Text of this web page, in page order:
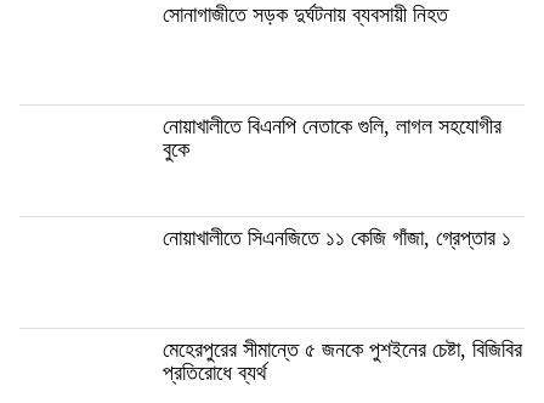
সোনাগাজীতে সড়ক দুর্ঘটনায় ব্যবসায়ী নিহত
নোয়াখালীতে বিএনপি নেতাকে গুলি, লাগল সহযোগীর
বুকে
নোয়াখালীতে সিএনজিতে ১১ কেজি গাঁজা, গ্রেপ্তার ১
মেহেরপুরের সীমান্তে ৫ জনকে পুশইনের চেষ্টা, বিজিবির
প্রতিরোধে ব্যর্থ